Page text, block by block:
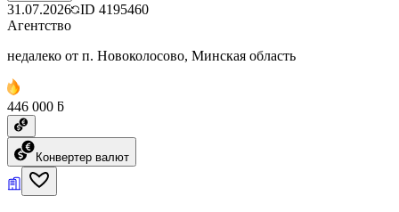
31.07.2026 ID 4195460
Агентство
недалеко от п. Новоколосово, Минская область
446 000 ƃ
Конвертер валют